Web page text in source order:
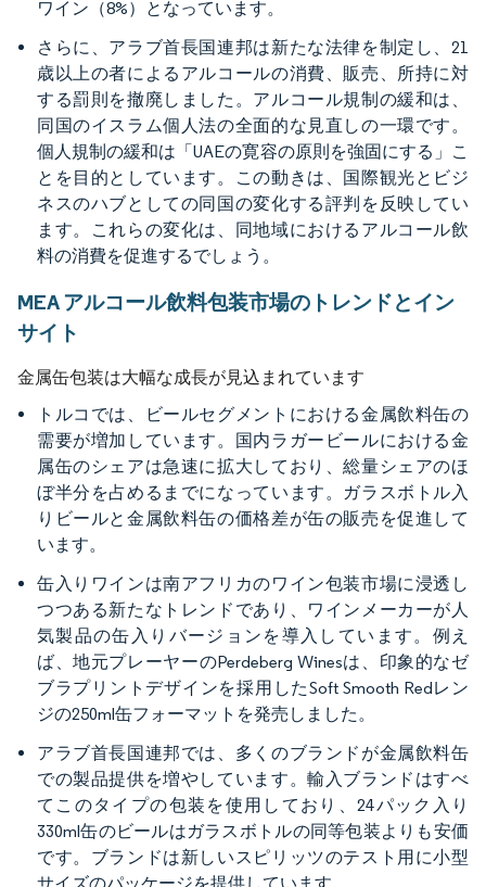
ワイン（8%）となっています。
さらに、アラブ首長国連邦は新たな法律を制定し、21
歳以上の者によるアルコールの消費、販売、所持に対
する罰則を撤廃しました。アルコール規制の緩和は、
同国のイスラム個人法の全面的な見直しの一環です。
個人規制の緩和は「UAEの寛容の原則を強固にする」こ
とを目的としています。この動きは、国際観光とビジ
ネスのハブとしての同国の変化する評判を反映してい
ます。これらの変化は、同地域におけるアルコール飲
料の消費を促進するでしょう。
MEA アルコール飲料包装市場のトレンドとイン
サイト
金属缶包装は大幅な成長が見込まれています
トルコでは、ビールセグメントにおける金属飲料缶の
需要が増加しています。国内ラガービールにおける金
属缶のシェアは急速に拡大しており、総量シェアのほ
ぼ半分を占めるまでになっています。ガラスボトル入
りビールと金属飲料缶の価格差が缶の販売を促進して
います。
缶入りワインは南アフリカのワイン包装市場に浸透し
つつある新たなトレンドであり、ワインメーカーが人
気製品の缶入りバージョンを導入しています。例え
ば、地元プレーヤーのPerdeberg Winesは、印象的なゼ
ブラプリントデザインを採用したSoft Smooth Redレン
ジの250ml缶フォーマットを発売しました。
アラブ首長国連邦では、多くのブランドが金属飲料缶
での製品提供を増やしています。輸入ブランドはすべ
てこのタイプの包装を使用しており、24パック入り
330ml缶のビールはガラスボトルの同等包装よりも安価
です。ブランドは新しいスピリッツのテスト用に小型